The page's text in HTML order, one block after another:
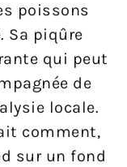
poissons
Sa piqûre
qui peut
de
locale.
comment,
sur un fond